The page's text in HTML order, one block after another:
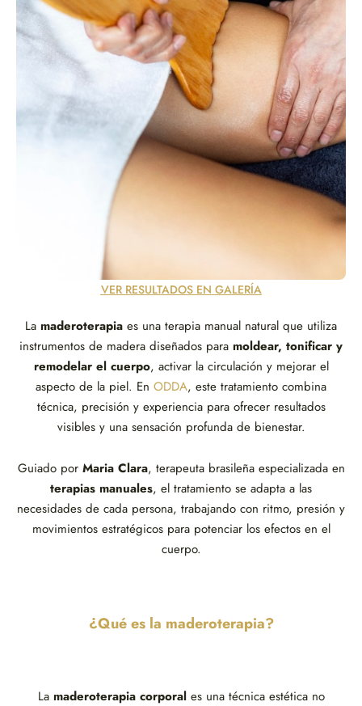
La maderoterapia es una terapia manual natural que utiliza
instrumentos de madera diseñados para moldear, tonificar y
remodelar el cuerpo, activar la circulación y mejorar el
aspecto de la piel. En ODDA, este tratamiento combina
técnica, precisión y experiencia para ofrecer resultados
visibles y una sensación profunda de bienestar.
Guiado por Maria Clara, terapeuta brasileña especializada en
terapias manuales, el tratamiento se adapta a las
necesidades de cada persona, trabajando con ritmo, presión y
movimientos estratégicos para potenciar los efectos en el
cuerpo.
VER RESULTADOS EN GALERÍA
¿Qué es la maderoterapia?
La maderoterapia corporales una técnica estética no